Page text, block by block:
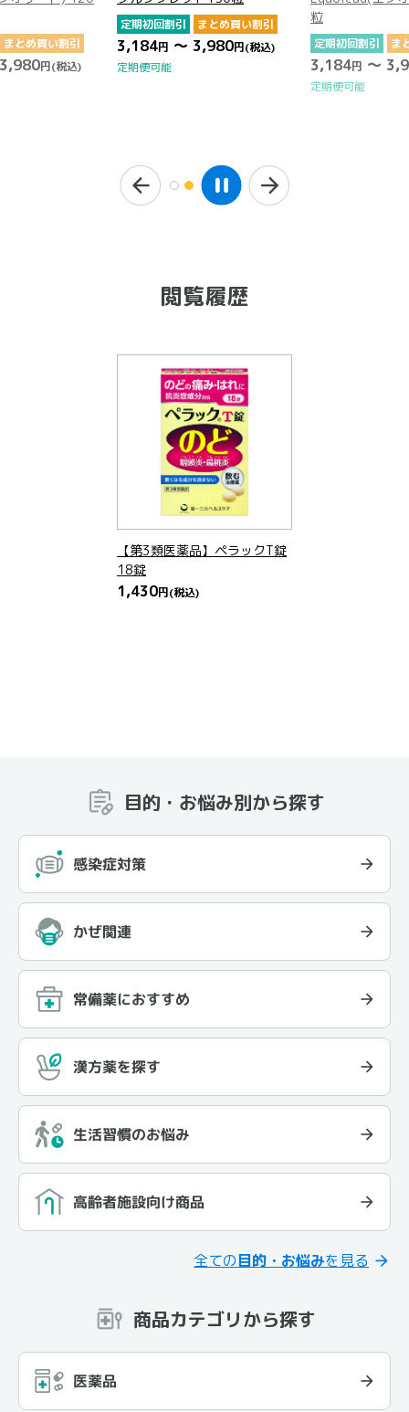
まとめ買い割引
円(税込)
定期初回割引 まとめ買い割引
3,184円 ～ 3,980円(税込)
定期便可能
粒
定期初回割引 ま
3,184円 ～
定期便可能
閲覧履歴
【第3類医薬品】ペラックT錠
18錠
1,430円(税込)
目的・お悩み別から探す
感染症対策
かぜ関連
常備薬におすすめ
漢方薬を探す
生活習慣のお悩み
高齢者施設向け商品
全ての目的・お悩みを見る
商品カテゴリから探す
医薬品